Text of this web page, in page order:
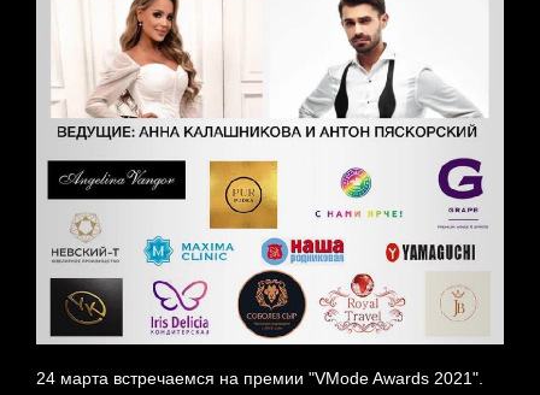
24 марта встречаемся на премии "VMode Awards 2021".